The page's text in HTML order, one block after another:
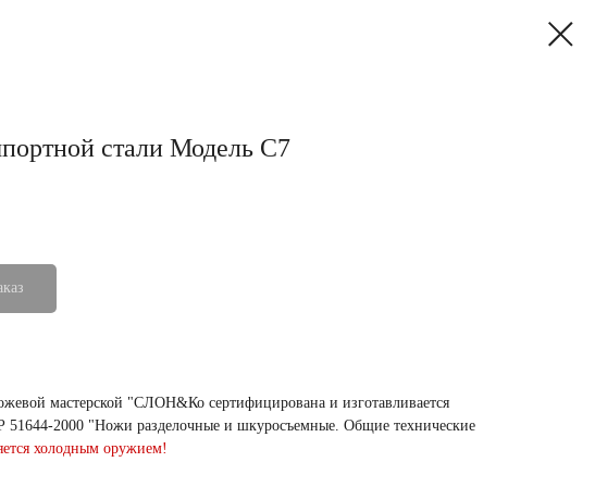
стали Модель С7
мастерской "СЛОН&Ко сертифицирована и изготавливается
51644-2000 "Ножи разделочные и шкуросъемные. Общие технические
холодным оружием!